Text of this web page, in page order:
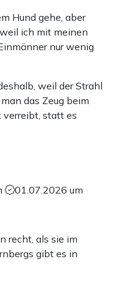
Hund gehe, aber
ich mit meinen
nur wenig
weil der Strahl
das Zeug beim
statt es
01.07.2026 um
recht, als sie im
gibt es in